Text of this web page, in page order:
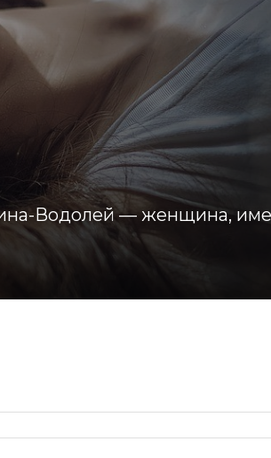
Водолей — женщина,